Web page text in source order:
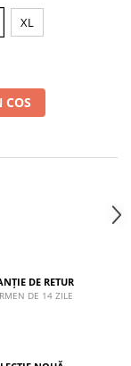
XL
COS
DE RETUR
DE 14 ZILE